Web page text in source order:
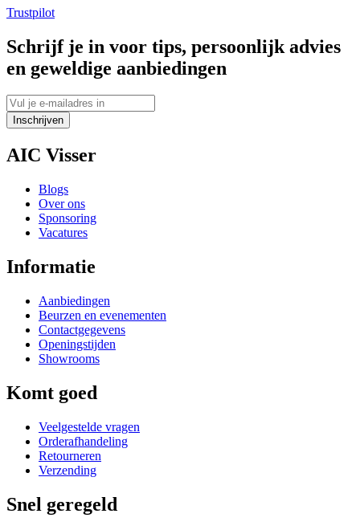
Trustpilot
Schrijf je in voor tips, persoonlijk advies
en geweldige aanbiedingen
Inschrijven
AIC Visser
Blogs
Over ons
Sponsoring
Vacatures
Informatie
Aanbiedingen
Beurzen en evenementen
Contactgegevens
Openingstijden
Showrooms
Komt goed
Veelgestelde vragen
Orderafhandeling
Retourneren
Verzending
Snel geregeld